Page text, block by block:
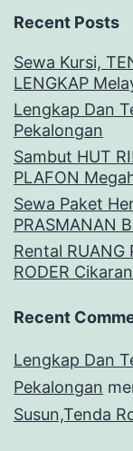
Recent Posts
Sewa Kursi,
LENGKAP
Lengkap Dan
Pekalongan
Sambut HUT
PLAFON
Sewa Paket
PRASMANAN
Rental RUANG
RODER
Recent
Lengkap Dan
Pekalongan
Susun,Tenda